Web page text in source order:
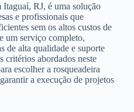
Itaguaí, RJ, é uma solução
e profissionais que
sem os altos custos de
um serviço completo,
de alta qualidade e suporte
critérios abordados neste
escolher a rosqueadeira
a execução de projetos